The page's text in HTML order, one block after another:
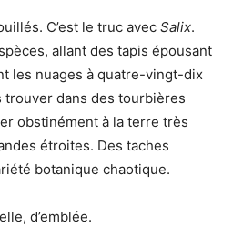
C’est le truc avec Salix.
allant des tapis épousant
les nuages ​​à quatre-vingt-dix
trouver dans des tourbières
obstinément à la terre très
étroites. Des taches
botanique chaotique.
d’emblée.